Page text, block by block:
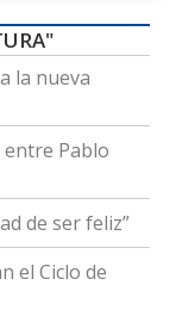
la nueva
Pablo
de ser feliz”
el Ciclo de